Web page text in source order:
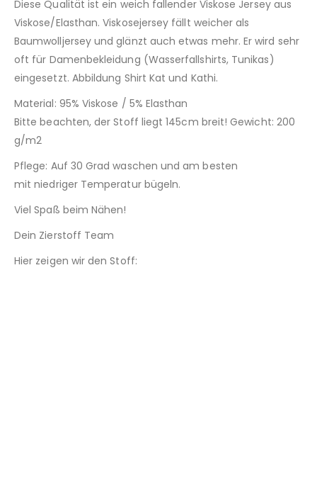
Diese Qualität ist ein weich fallender Viskose Jersey aus
Viskose/Elasthan. Viskosejersey fällt weicher als
Baumwolljersey und glänzt auch etwas mehr. Er wird sehr
oft für Damenbekleidung (Wasserfallshirts, Tunikas)
eingesetzt. Abbildung Shirt Kat und Kathi.
Material: 95% Viskose / 5% Elasthan
Bitte beachten, der Stoff liegt 145cm breit! Gewicht: 200
g/m2
Pflege: Auf 30 Grad waschen und am besten
mit niedriger Temperatur bügeln.
Viel Spaß beim Nähen!
Dein Zierstoff Team
Hier zeigen wir den Stoff: